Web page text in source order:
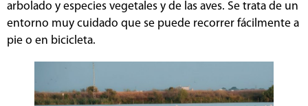
arbolado y especies vegetales y de las aves. Se trata de un
entorno muy cuidado que se puede recorrer fácilmente a
pie o en bicicleta.